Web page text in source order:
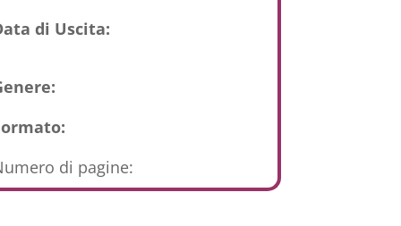
di Uscita:
di pagine: